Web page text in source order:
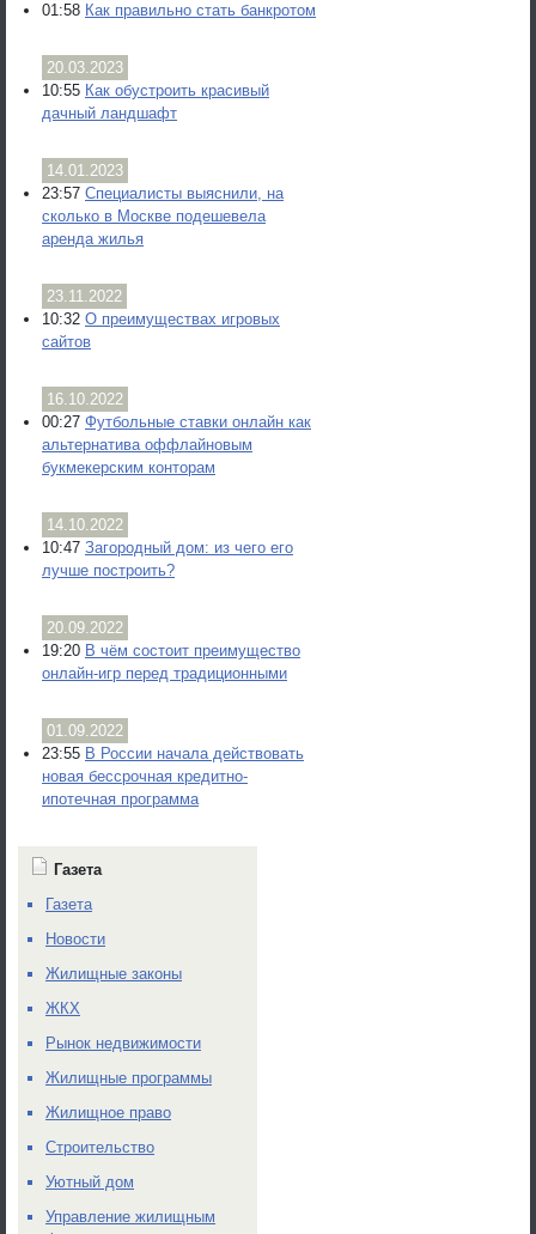
01:58 Как правильно стать банкротом
20.03.2023
10:55 Как обустроить красивый
дачный ландшафт
14.01.2023
23:57 Специалисты выяснили, на
сколько в Москве подешевела
аренда жилья
23.11.2022
10:32 О преимуществах игровых
сайтов
16.10.2022
00:27 Футбольные ставки онлайн как
альтернатива оффлайновым
букмекерским конторам
14.10.2022
10:47 Загородный дом: из чего его
лучше построить?
20.09.2022
19:20 В чём состоит преимущество
онлайн-игр перед традиционными
01.09.2022
23:55 В России начала действовать
новая бессрочная кредитно-
ипотечная программа
Газета
Газета
Новости
Жилищные законы
ЖКХ
Рынок недвижимости
Жилищные программы
Жилищное право
Строительство
Уютный дом
Управление жилищным